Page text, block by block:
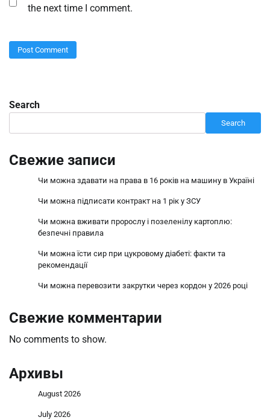
the next time I comment.
Search
Search
Свежие записи
Чи можна здавати на права в 16 років на машину в Україні
Чи можна підписати контракт на 1 рік у ЗСУ
Чи можна вживати пророслу і позеленілу картоплю:
безпечні правила
Чи можна їсти сир при цукровому діабеті: факти та
рекомендації
Чи можна перевозити закрутки через кордон у 2026 році
Свежие комментарии
No comments to show.
Архивы
August 2026
July 2026